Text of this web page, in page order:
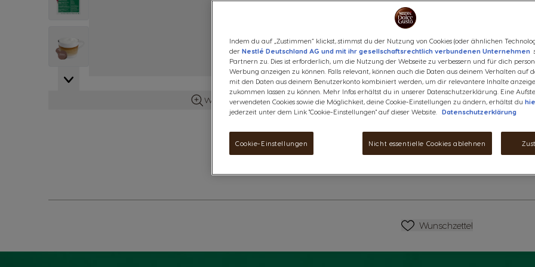
Weitere Details anzeigen
Kapsel-Symbol
Kapsel-
Genieße den vollmundigen,
Kombination aus dunkel
Speziell für NESCAFÉ® Dolce
Produktinformationen
6,29 €
Rabatt wird in Warenkorb
Abnahme
Menge
Wunschzettel
Wunschzettel
Indem du auf „Zustimmen“ klickst, stimmst du der Nutzung von Cookies (oder ähnlichen
der Nestlé Deutschland AG und mit ihr gesellschaftsrechtlich verbundenen Unternehmen
Partnern zu. Dies ist erforderlich, um die Nutzung der Webseite zu verbessern und für dich
Werbung anzeigen zu können. Falls relevant, können auch die Daten aus deinem Verhalten auf
mit den Daten aus deinem Benutzerkonto kombiniert werden, um dir relevantere Inhalte
zukommen lassen zu können. Mehr Infos erhältst du in unserer Datenschutzerklärung. Eine
verwendeten Cookies sowie die Möglichkeit, deine Cookie-Einstellungen zu ändern, erhältst du
jederzeit unter dem Link "Cookie-Einstellungen" auf dieser Website.
Datenschutzerklärung
Cookie-Einstellungen Nicht essentielle Cookies ablehnen